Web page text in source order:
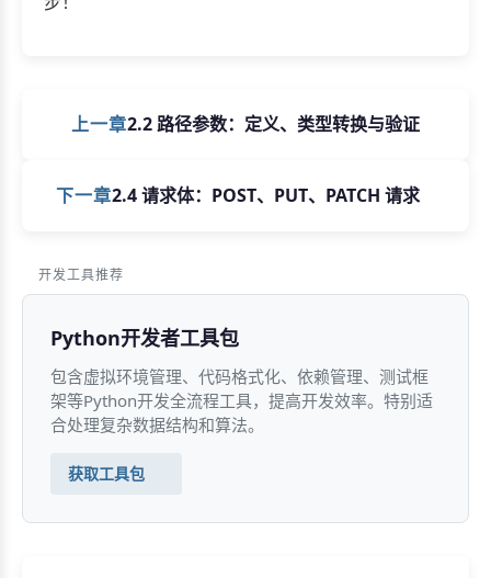
上一章2.2 路径参数：定义、类型转换与验证
下一章2.4 请求体：POST、PUT、PATCH 请求
开发工具推荐
Python开发者工具包
包含虚拟环境管理、代码格式化、依赖管理、测试框
架等Python开发全流程工具，提高开发效率。特别适
合处理复杂数据结构和算法。
获取工具包